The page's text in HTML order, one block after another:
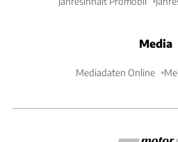
Media
Mediadaten Online